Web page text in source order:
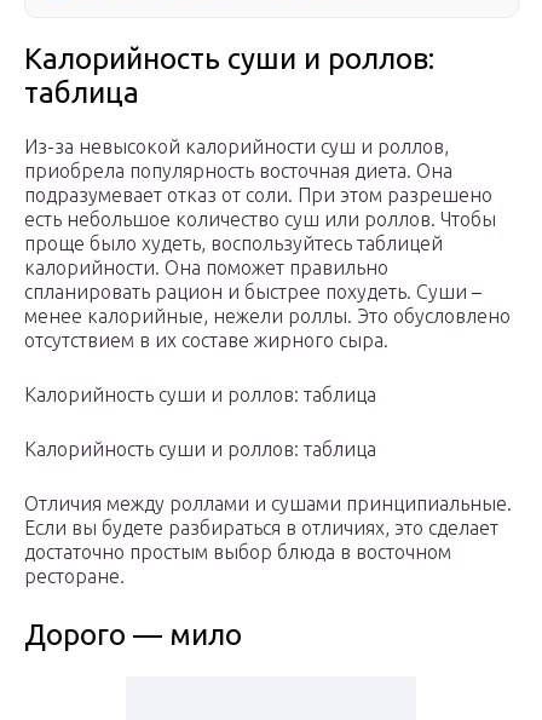
Калорийность суши и роллов:
таблица
Из-за невысокой калорийности суш и роллов,
приобрела популярность восточная диета. Она
подразумевает отказ от соли. При этом разрешено
есть небольшое количество суш или роллов. Чтобы
проще было худеть, воспользуйтесь таблицей
калорийности. Она поможет правильно
спланировать рацион и быстрее похудеть. Суши –
менее калорийные, нежели роллы. Это обусловлено
отсутствием в их составе жирного сыра.
Калорийность суши и роллов: таблица
Калорийность суши и роллов: таблица
Отличия между роллами и сушами принципиальные.
Если вы будете разбираться в отличиях, это сделает
достаточно простым выбор блюда в восточном
ресторане.
Дорого — мило